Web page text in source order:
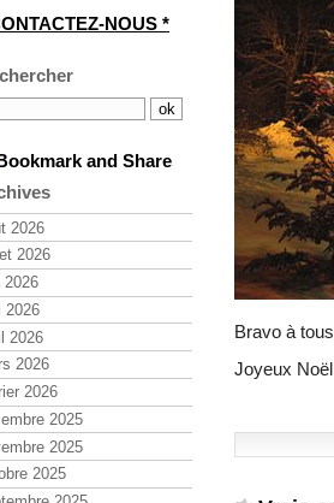
Bravo à
Joyeux
NOUS *
2026
2026
2026
2026
2026
2026
2026
2025
2025
2025